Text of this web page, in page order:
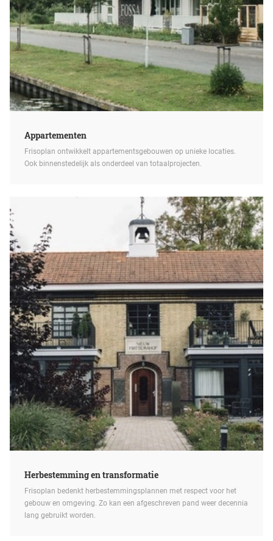
Appartementen
Frisoplan ontwikkelt appartementsgebouwen op unieke locaties.
Ook binnenstedelijk als onderdeel van totaalprojecten.
Herbestemming en transformatie
Frisoplan bedenkt herbestemmingsplannen met respect voor het
gebouw en omgeving. Zo kan een afgeschreven pand weer decennia
lang gebruikt worden.